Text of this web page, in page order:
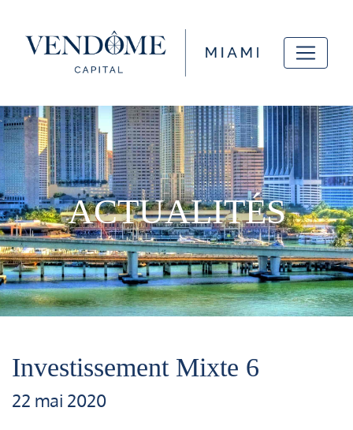
ACTUALITÉS
Investissement Mixte 6
22 mai 2020